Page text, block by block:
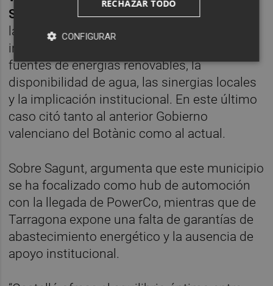
Sagunt y Tarragona.Finalmente apostó por
la capital de la Plana, según recoge la
información entregada, por su cercanía a
fuentes de energías renovables, la
disponibilidad de agua, las sinergias locales
y la implicación institucional. En este último
caso citó tanto al anterior Gobierno
valenciano del Botànic como al actual.
Sobre Sagunt, argumenta que este municipio
se ha focalizado como hub de automoción
con la llegada de PowerCo, mientras que de
Tarragona expone una falta de garantías de
abastecimiento energético y la ausencia de
apoyo institucional.
RECHAZAR TODO
CONFIGURAR